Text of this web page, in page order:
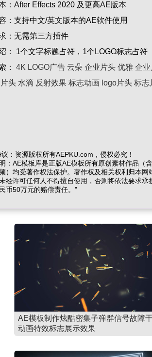
： After Effects 2020 及更高AE版本
： 支持中文/英文版本的AE软件使用
： 无需第三方插件
：
1个文字标题占符，1个LOGO标志占符
： 4K LOGO广告 云朵 企业片头 优雅 企业
头 水滴 反射效果 标志动画 logo片头 标志
：资源版权所有AEPKU.com，侵权必究！
：AE模板库是正版AE模板所有原创素材作品（含
）均受著作权法保护。著作权及相关权利归本网
经许可任何人不得擅自使用，否则将依法要求承
币50万元的赔偿责任。"
AE模板制作炫酷密集子弹群信号故障
动画特效标志展示效果